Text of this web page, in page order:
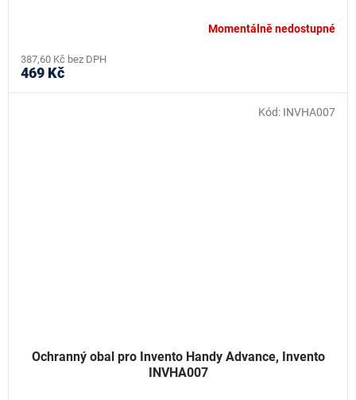
Momentálně nedostupné
387,60 Kč bez DPH
469 Kč
Ochranný obal pro Invento Handy Advance, Invento
INVHA007
Kód: INVHA007